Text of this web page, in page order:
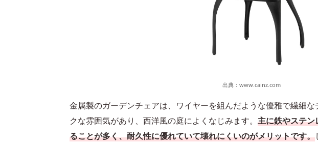
出典： www.cainz.com
金属製のガーデンチェアは、ワイヤーを組んだような優雅で繊細
クな雰囲気があり、西洋風の庭によくなじみます。 主に鉄やステ
ることが多く、耐久性に優れていて壊れにくいのがメリットです。